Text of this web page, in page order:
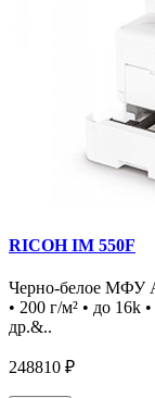
RICOH IM 550F
Черно-белое МФУ
• 200 г/м² • до 16k
др.&..
248810 ₽